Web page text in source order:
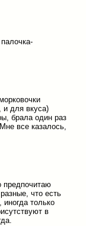
и для вкуса)
брала один раз
все казалось,
предпочитаю
что есть
иногда только
в